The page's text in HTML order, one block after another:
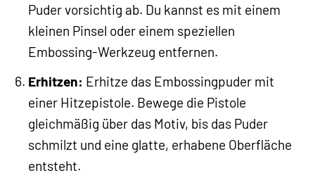
Puder vorsichtig ab. Du kannst es mit einem
kleinen Pinsel oder einem speziellen
Embossing-Werkzeug entfernen.
Erhitzen: Erhitze das Embossingpuder mit
einer Hitzepistole. Bewege die Pistole
gleichmäßig über das Motiv, bis das Puder
schmilzt und eine glatte, erhabene Oberfläche
entsteht.